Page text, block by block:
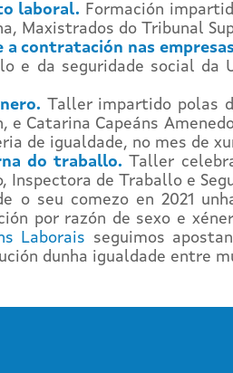
laboral. Formación
Maxistrados do Tribunal
a contratación nas
da seguridade social da
Taller impartido polas
Catarina Capeáns
de igualdade, no mes de
do traballo. Taller
Inspectora de Traballo e
o seu comezo en 2021
por razón de sexo e
Laborais seguimos
dunha igualdade entre